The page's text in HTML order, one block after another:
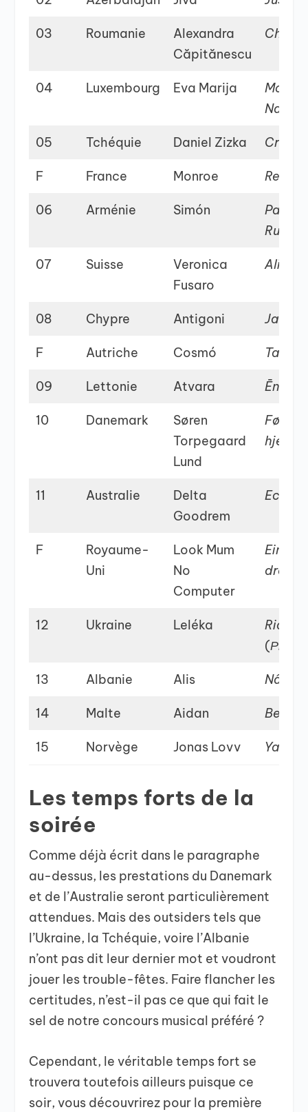
03 Roumanie
Alexandra
Căpitănescu
Choke
04 Luxembourg Eva Marija
Mother
Nature
05 Tchéquie Daniel Zizka
F France Monroe
06 Arménie Simón
Rumba
07 Suisse
Veronica
Fusaro
Alice
08 Chypre Antigoni Jalla
F Autriche Cosmó
09 Lettonie Atvara Ēnā
10 Danemark
Søren
Torpegaard
Lund
Før vi
hjem
11 Australie
Delta
Goodrem
F
Royaume-
Uni
Look Mum
No
Computer
Eins,
drei
12 Ukraine Leléka
(
13 Albanie Alis Nân
14 Malte Aidan Bella
15 Norvège Jonas Lovv Ya ya
Les temps forts de la
soirée
Comme déjà écrit dans le paragraphe
au-dessus, les prestations du Danemark
et de l’Australie seront particulièrement
attendues. Mais des outsiders tels que
l’Ukraine, la Tchéquie, voire l’Albanie
n’ont pas dit leur dernier mot et voudront
jouer les trouble-fêtes. Faire flancher les
certitudes, n’est-il pas ce que qui fait le
sel de notre concours musical préféré ?
Cependant, le véritable temps fort se
trouvera toutefois ailleurs puisque ce
soir, vous découvrirez pour la première